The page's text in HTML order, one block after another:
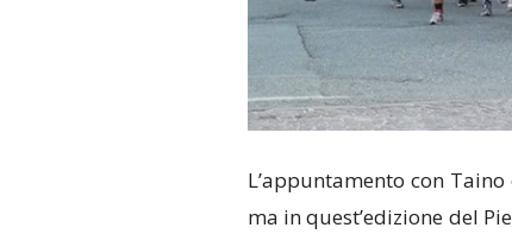
L’appuntamento con
ma in quest’edizione del